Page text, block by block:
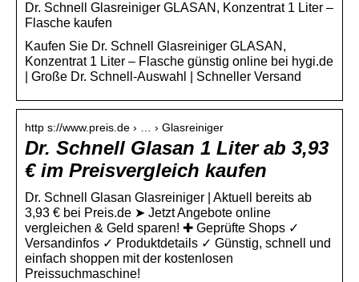
Dr. Schnell Glasreiniger GLASAN, Konzentrat 1 Liter –
Flasche kaufen
Kaufen Sie Dr. Schnell Glasreiniger GLASAN,
Konzentrat 1 Liter – Flasche günstig online bei hygi.de
| Große Dr. Schnell-Auswahl | Schneller Versand
http s://www.preis.de › … › Glasreiniger
Dr. Schnell Glasan 1 Liter ab 3,93
€ im Preisvergleich kaufen
Dr. Schnell Glasan Glasreiniger | Aktuell bereits ab
3,93 € bei Preis.de ➤ Jetzt Angebote online
vergleichen & Geld sparen! ✚ Geprüfte Shops ✓
Versandinfos ✓ Produktdetails ✓ Günstig, schnell und
einfach shoppen mit der kostenlosen
Preissuchmaschine!